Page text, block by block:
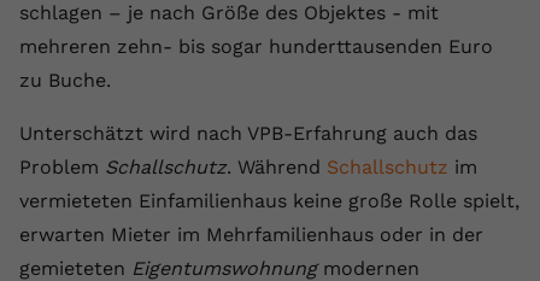
schlagen – je nach Größe des Objektes - mit
mehreren zehn- bis sogar hunderttausenden Euro
zu Buche.
Unterschätzt wird nach VPB-Erfahrung auch das
Problem Schallschutz. Während Schallschutz im
vermieteten Einfamilienhaus keine große Rolle spielt,
erwarten Mieter im Mehrfamilienhaus oder in der
gemieteten Eigentumswohnungmodernen
Laufzeit Session
Zweck
Daten darüber zu speichern, welche
Videos von YouTube der Nutzer
gesehen hat.